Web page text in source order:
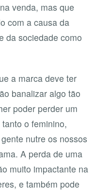
venda, mas que
com a causa da
da sociedade como
a marca deve ter
banalizar algo tão
poder perder um
o feminino,
nutre os nossos
A perda de uma
muito impactante na
e também pode